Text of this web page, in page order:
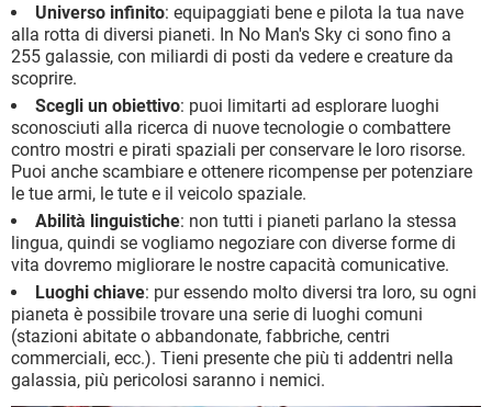
Universo infinito: equipaggiati bene e pilota la tua nave
alla rotta di diversi pianeti. In No Man's Sky ci sono fino a
255 galassie, con miliardi di posti da vedere e creature da
scoprire.
Scegli un obiettivo: puoi limitarti ad esplorare luoghi
sconosciuti alla ricerca di nuove tecnologie o combattere
contro mostri e pirati spaziali per conservare le loro risorse.
Puoi anche scambiare e ottenere ricompense per potenziare
le tue armi, le tute e il veicolo spaziale.
Abilità linguistiche: non tutti i pianeti parlano la stessa
lingua, quindi se vogliamo negoziare con diverse forme di
vita dovremo migliorare le nostre capacità comunicative.
Luoghi chiave: pur essendo molto diversi tra loro, su ogni
pianeta è possibile trovare una serie di luoghi comuni
(stazioni abitate o abbandonate, fabbriche, centri
commerciali, ecc.). Tieni presente che più ti addentri nella
galassia, più pericolosi saranno i nemici.